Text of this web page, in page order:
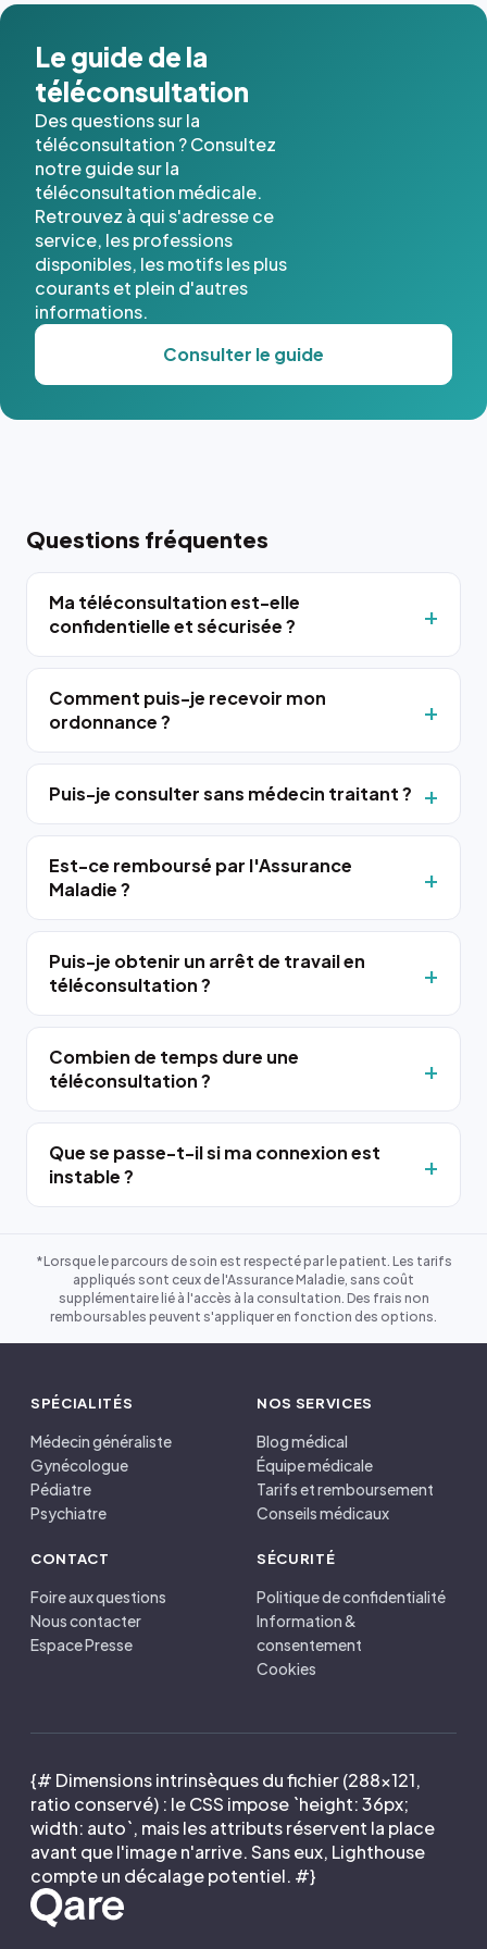
Le guide de la
téléconsultation
Des questions sur la
téléconsultation ? Consultez
notre guide sur la
téléconsultation médicale.
Retrouvez à qui s'adresse ce
service, les professions
disponibles, les motifs les plus
courants et plein d'autres
informations.
Consulter le guide
Questions fréquentes
Ma téléconsultation est-elle
confidentielle et sécurisée ?
Comment puis-je recevoir mon
ordonnance ?
Puis-je consulter sans médecin traitant ?
Est-ce remboursé par l'Assurance
Maladie ?
Puis-je obtenir un arrêt de travail en
téléconsultation ?
Combien de temps dure une
téléconsultation ?
Que se passe-t-il si ma connexion est
instable ?
*Lorsque le parcours de soin est respecté par le patient. Les tarifs
appliqués sont ceux de l'Assurance Maladie, sans coût
supplémentaire lié à l'accès à la consultation. Des frais non
remboursables peuvent s'appliquer en fonction des options.
SPÉCIALITÉS
Médecin généraliste
Gynécologue
Pédiatre
Psychiatre
NOS SERVICES
Blog médical
Équipe médicale
Tarifs et remboursement
Conseils médicaux
CONTACT
Foire aux questions
Nous contacter
Espace Presse
SÉCURITÉ
Politique de confidentialité
Information &
consentement
Cookies
{# Dimensions intrinsèques du fichier (288×121,
ratio conservé) : le CSS impose `height: 36px;
width: auto`, mais les attributs réservent la place
avant que l'image n'arrive. Sans eux, Lighthouse
compte un décalage potentiel. #}